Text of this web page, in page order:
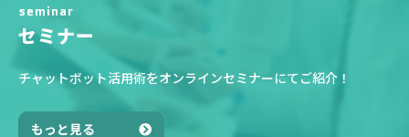
seminar
セミナー
チャットボット活用術をオンラインセミナーにてご紹介！
もっと見る